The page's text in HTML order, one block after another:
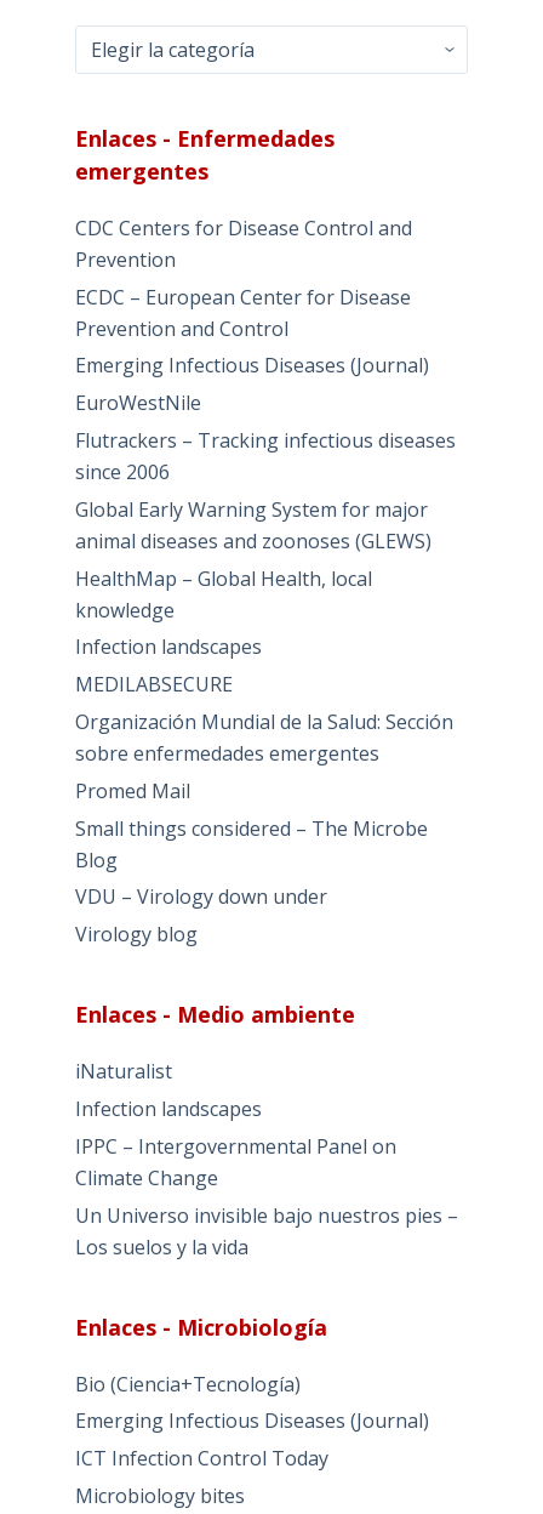
Entradas
–
categorías
Enlaces - Enfermedades
emergentes
CDC Centers for Disease Control and
Prevention
ECDC – European Center for Disease
Prevention and Control
Emerging Infectious Diseases (Journal)
EuroWestNile
Flutrackers – Tracking infectious diseases
since 2006
Global Early Warning System for major
animal diseases and zoonoses (GLEWS)
HealthMap – Global Health, local
knowledge
Infection landscapes
MEDILABSECURE
Organización Mundial de la Salud: Sección
sobre enfermedades emergentes
Promed Mail
Small things considered – The Microbe
Blog
VDU – Virology down under
Virology blog
Enlaces - Medio ambiente
iNaturalist
Infection landscapes
IPPC – Intergovernmental Panel on
Climate Change
Un Universo invisible bajo nuestros pies –
Los suelos y la vida
Enlaces - Microbiología
Bio (Ciencia+Tecnología)
Emerging Infectious Diseases (Journal)
ICT Infection Control Today
Microbiology bites